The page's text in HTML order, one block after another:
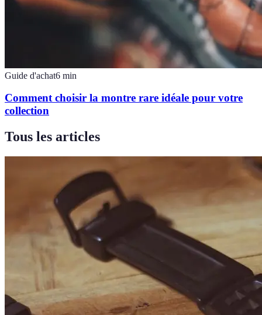
Guide d'achat6 min
Comment choisir la montre rare idéale pour votre
collection
Tous les articles